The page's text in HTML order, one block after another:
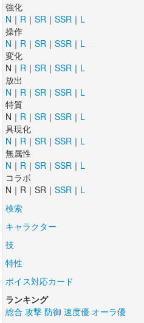
強化
N ｜ R ｜ SR ｜ SSR ｜ L
操作
N ｜ R ｜ SR ｜ SSR ｜ L
変化
N｜ R ｜ SR ｜ SSR ｜ L
放出
N ｜ R ｜ SR ｜ SSR ｜ L
特質
N｜ R ｜ SR ｜ SSR ｜ L
具現化
N ｜ R ｜ SR ｜ SSR ｜ L
無属性
N ｜ R ｜ SR ｜ SSR ｜ L
コラボ
N｜R｜SR｜ SSR ｜ L
検索
キャラクター
技
特性
ボイス対応カード
ランキング
総合 攻撃 防御 速度優 オーラ優